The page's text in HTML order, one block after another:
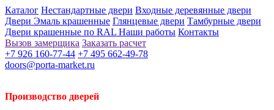
Каталог Нестандартные двери Входные деревянные двери
Двери Эмаль крашенные Глянцевые двери Тамбурные двери
Двери крашенные по RAL Наши работы Контакты
Вызов замерщика Заказать расчет
+7 926 160-77-44 +7 495 662-49-78
doors@porta-market.ru
Производство дверей